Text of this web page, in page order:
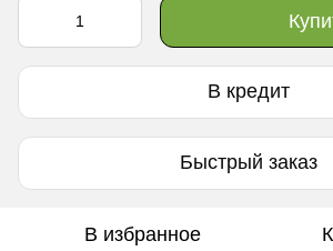
В кредит
Быстрый заказ
В избранное